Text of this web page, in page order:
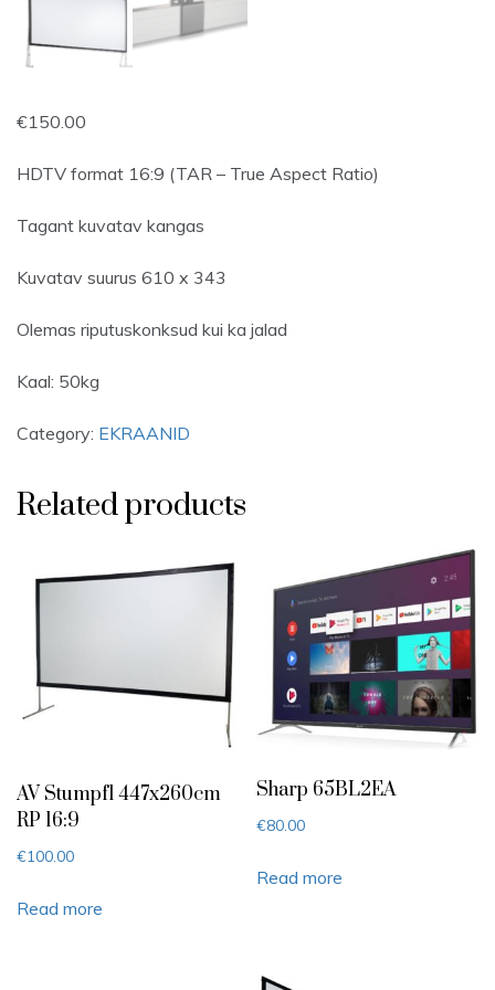
€150.00
HDTV format 16:9 (TAR – True Aspect Ratio)
Tagant kuvatav kangas
Kuvatav suurus 610 x 343
Olemas riputuskonksud kui ka jalad
Kaal: 50kg
Category: EKRAANID
Related products
AV Stumpfl 447x260cm
RP 16:9
€100.00
Read more
Sharp 65BL2EA
€80.00
Read more